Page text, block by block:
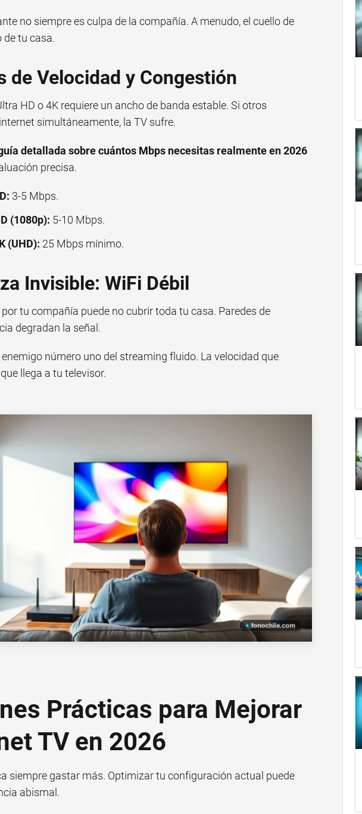
no siempre es culpa de la compañía. A menudo, el cuello de
de tu casa.
de Velocidad y Congestión
HD o 4K requiere un ancho de banda estable. Si otros
simultáneamente, la TV sufre.
detallada sobre cuántos Mbps necesitas realmente en 2026
precisa.
3-5 Mbps.
(1080p): 5-10 Mbps.
(UHD): 25 Mbps mínimo.
Invisible: WiFi Débil
tu compañía puede no cubrir toda tu casa. Paredes de
degradan la señal.
enemigo número uno del streaming fluido. La velocidad que
llega a tu televisor.
Prácticas para Mejorar
TV en 2026
siempre gastar más. Optimizar tu configuración actual puede
abismal.